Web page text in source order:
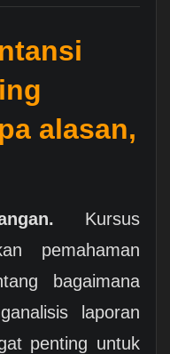
alasan,
Kursus
pemahaman
bagaimana
laporan
penting untuk